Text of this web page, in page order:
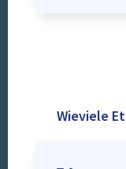
Wieviele